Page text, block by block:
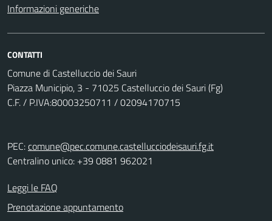
Informazioni generiche
CONTATTI
Comune di Castelluccio dei Sauri
Piazza Municipio, 3 - 71025 Castelluccio dei Sauri (Fg)
C.F. / P.IVA:80003250711 / 02094170715
PEC:comune@pec.comune.castellucciodeisauri.fg.it
Centralino unico: +39 0881 962021
Leggi le FAQ
Prenotazione appuntamento